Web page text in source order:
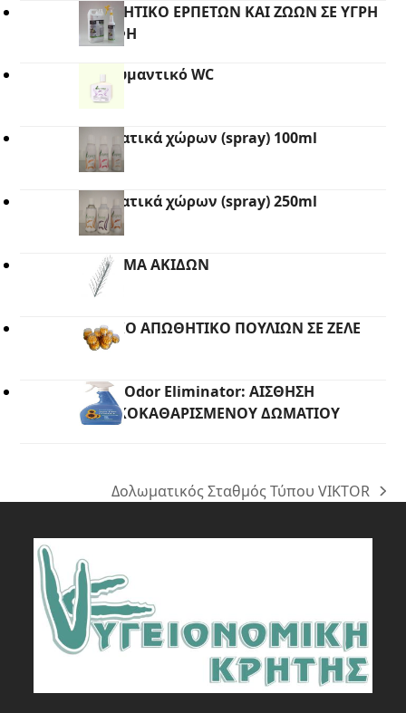
ΑΠΩΘΗΤΙΚΟ ΕΡΠΕΤΩΝ ΚΑΙ ΖΩΩΝ ΣΕ ΥΓΡΗ
ΜΟΡΦΗ
Απολυμαντικό WC
Αρωματικά χώρων (spray) 100ml
Αρωματικά χώρων (spray) 250ml
ΣΥΣΤΗΜΑ ΑΚΙΔΩΝ
ΟΠΤΙΚΟ ΑΠΩΘΗΤΙΚΟ ΠΟΥΛΙΩΝ ΣΕ ΖΕΛΕ
Super Odor Eliminator: ΑΙΣΘΗΣΗ
ΦΡΕΣΚΟΚΑΘΑΡΙΣΜΕΝΟΥ ΔΩΜΑΤΙΟΥ
next
Δολωματικός Σταθμός Τύπου VIKTOR